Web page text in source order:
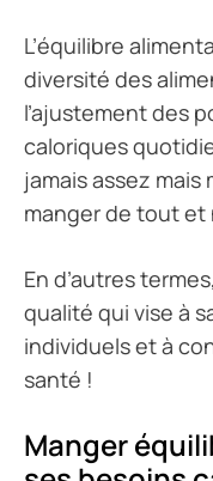
L’équilibre
diversité des
l’ajustement des
caloriques
jamais assez mais
manger de tout et
En d’autres
qualité qui vise à
individuels et à
santé !
Manger